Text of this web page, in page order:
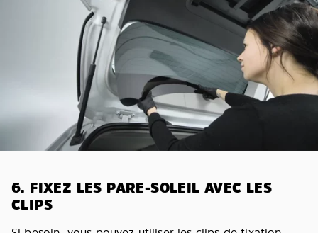
6. FIXEZ LES PARE-SOLEIL AVEC LES
CLIPS